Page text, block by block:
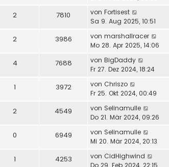
2 7810 von Fortisest
Sa 9. Aug 2025, 10:51
2 3986 von marshallracer
Mo 28. Apr 2025, 14:06
4 7688 von BigDaddy
Fr 27. Dez 2024, 18:24
1 3972 von Chriszo
Fr 25. Okt 2024, 00:49
2 4549 von Selinamulle
Do 21. Mär 2024, 09:26
0 6949 von Selinamulle
Mi 20. Mär 2024, 20:13
1 4253 von CidHighwind